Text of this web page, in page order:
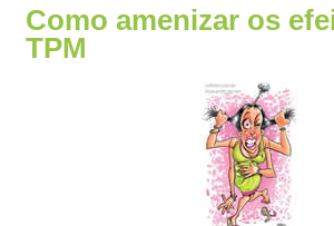
Como amenizar os
TPM